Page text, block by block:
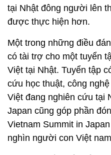
tại Nhật đông người lên
được thực hiện hơn.
Một trong những điều
có tài trợ cho một tuyển
Việt tại Nhật. Tuyển tập
cứu học thuật, công
Việt đang nghiên cứu tại
Japan cũng góp phần
Vietnam Summit in
nghìn người con Việt